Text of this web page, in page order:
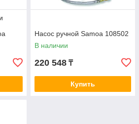
Насос ручной Samoa 108502
В наличии
220 548 ₸
Купить